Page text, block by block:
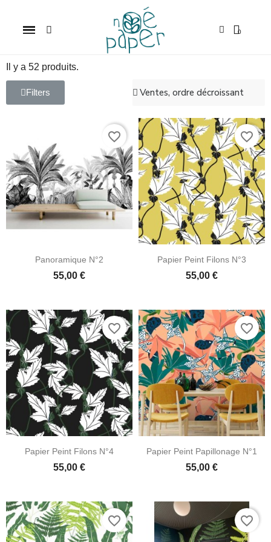
Il y a 52 produits.
Filters
Panoramique N°2
55,00 €
favorite_border
Papier Peint Filons N°3
55,00 €
favorite_border
Papier Peint Filons N°4
55,00 €
favorite_border
Papier Peint Papillonage N°1
55,00 €
favorite_border
favorite_border favorite_border